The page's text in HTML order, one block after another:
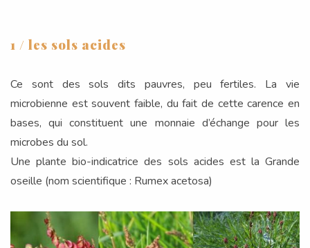
1 / les sols acides
Ce sont des sols dits pauvres, peu fertiles. La vie
microbienne est souvent faible, du fait de cette carence en
bases, qui constituent une monnaie d’échange pour les
microbes du sol.
Une plante bio-indicatrice des sols acides est la Grande
oseille (nom scientifique : Rumex acetosa)